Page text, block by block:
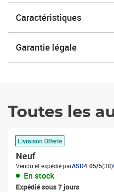
Caractéristiques
Garantie légale
Toutes les
Livraison Offerte
Neuf
Vendu et expédié parASD4.05/5(38)
En stock
Expédié sous 7 jours